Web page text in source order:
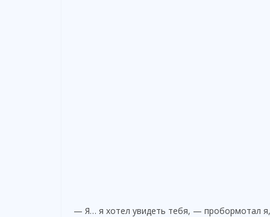
— Я… я хотел увидеть тебя, — пробормотал